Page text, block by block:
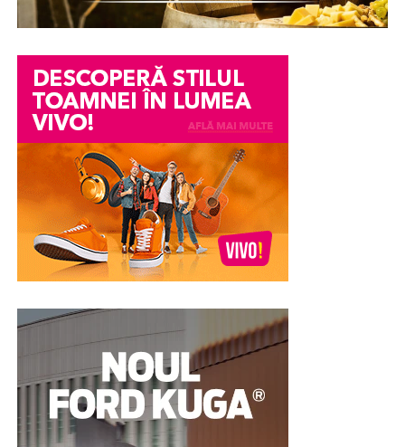
prevăzut cu propria ușă.
Această compartimentare permite utilizarea aceluiași
corp de mobilier de către mai mulți utilizatori simultan.
Fiecare compartiment oferă suficient spațiu pentru
depozitarea obiectelor personale, precum haine
împăturite, încălțăminte, echipamente de lucru sau
accesorii utilizate zilnic.
Configurația tip NEST este apreciată în special în
mediile în care schimburile de personal sunt numeroase
sau unde este nevoie de un număr mare de
compartimente într-o încăpere cu dimensiuni reduse.
Prin organizarea verticală, fiecare utilizator beneficiază
de propriul spațiu delimitat, fără a afecta accesul
celorlalți.
În plus, compartimentele individuale sunt prevăzute cu
sisteme de închidere independente, ceea ce contribuie la
protejarea bunurilor personale și la menținerea unui
nivel ridicat de organizare.